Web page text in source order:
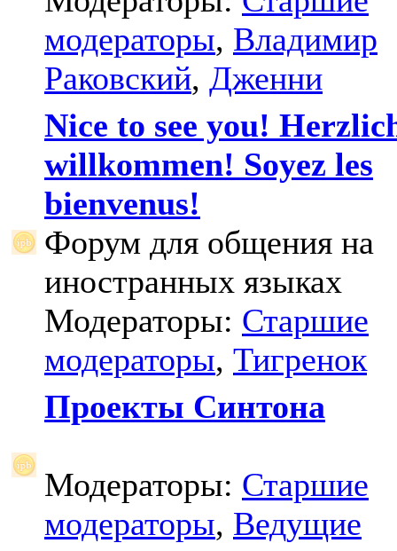
модераторы, Владимир
Раковский, Дженни
Nice to see you!
willkommen! Soyez les
bienvenus!
Форум для общения на
иностранных языках
Модераторы: Старшие
модераторы, Тигренок
Проекты Синтона
Модераторы: Старшие
модераторы, Ведущие